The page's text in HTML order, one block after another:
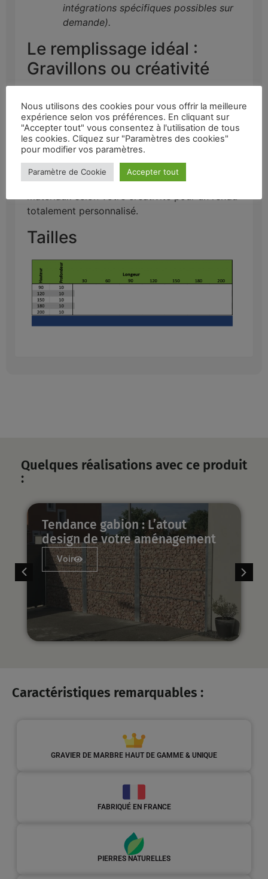
intégrations spécifiques possibles sur
demande).
Le remplissage idéal :
Gravillons ou créativité
la donne ! Fini les gros blocs de soutènement,
ce mur est conçu pour accueillir des matériaux
fins. Pour un résultat optimal, nous
recommandons unremplissage en
8/14
. Vous êtes libre de choisir la couleur de
votre gravier ou même d’utiliser d’autres
totalement personnalisé.
Tailles
Quelques réalisations avec ce produit
:
Guide Complet : La Clôture
Pierre à Gabion pour Votre
Extérieur
Voir
Caractéristiques remarquables :
GRAVIER DE MARBRE HAUT DE GAMME & UNIQUE
FABRIQUÉ EN FRANCE
PIERRES NATURELLES
Nous utilisons des cookies pour vous offrir la meilleure
expérience selon vos préférences. En cliquant sur
"Accepter tout" vous consentez à l'utilisation de tous
les cookies. Cliquez sur "Paramètres des cookies"
pour modifier vos paramètres.
Paramètre de Cookie Accepter tout